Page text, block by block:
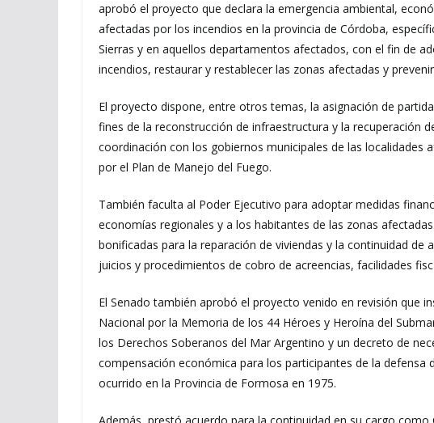
aprobó el proyecto que declara la emergencia ambiental,
afectadas por los incendios en la provincia de Córdoba,
Sierras y en aquellos departamentos afectados, con el fin de
incendios, restaurar y restablecer las zonas afectadas y
El proyecto dispone, entre otros temas, la asignación de
fines de la reconstrucción de infraestructura y la recuperación
coordinación con los gobiernos municipales de las
por el Plan de Manejo del Fuego.
También faculta al Poder Ejecutivo para adoptar medidas
economías regionales y a los habitantes de las zonas
bonificadas para la reparación de viviendas y la continuidad
juicios y procedimientos de cobro de acreencias, facilidades
El Senado también aprobó el proyecto venido en revisión que
Nacional por la Memoria de los 44 Héroes y Heroína del
los Derechos Soberanos del Mar Argentino y un decreto de
compensación económica para los participantes de la defensa
ocurrido en la Provincia de Formosa en 1975.